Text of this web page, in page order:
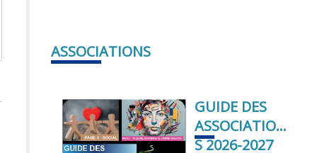
ASSOCIATIONS
GUIDE DES
ASSOCIATION
S 2026-2027